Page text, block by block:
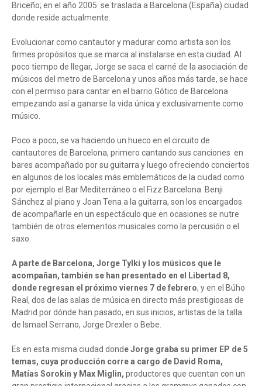
Briceño; en el año 2005 se traslada a Barcelona (España) ciudad
donde reside actualmente.
Evolucionar como cantautor y madurar como artista son los
firmes propósitos que se marca al instalarse en esta ciudad. Al
poco tiempo de llegar, Jorge se saca el carné de la asociación de
músicos del metro de Barcelona y unos años más tarde, se hace
con el permiso para cantar en el barrio Gótico de Barcelona
empezando así a ganarse la vida única y exclusivamente como
músico.
Poco a poco, se va haciendo un hueco en el circuito de
cantautores de Barcelona, primero cantando sus canciones en
bares acompañado por su guitarra y luego ofreciendo conciertos
en algunos de los locales más emblemáticos de la ciudad como
por ejemplo el Bar Mediterráneo o el Fizz Barcelona. Benji
Sánchez al piano y Joan Tena a la guitarra, son los encargados
de acompañarle en un espectáculo que en ocasiones se nutre
también de otros elementos musicales como la percusión o el
saxo.
A parte de Barcelona, Jorge Tylki y los músicos que le
acompañan, también se han presentado en el Libertad 8,
donde regresan el próximo viernes 7 de febrero, y en el Búho
Real, dos de las salas de música en directo más prestigiosas de
Madrid por dónde han pasado, en sus inicios, artistas de la talla
de Ismael Serrano, Jorge Drexler o Bebe.
Es en esta misma ciudad donde Jorge graba su primer EP de 5
temas, cuya producción corre a cargo de David Roma,
Matías Sorokin y Max Miglin, productores que cuentan con un